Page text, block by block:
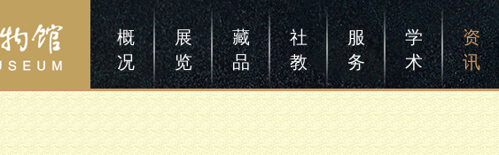
概
况
展
览
藏
品
社
教
服
务
学
术
资
讯